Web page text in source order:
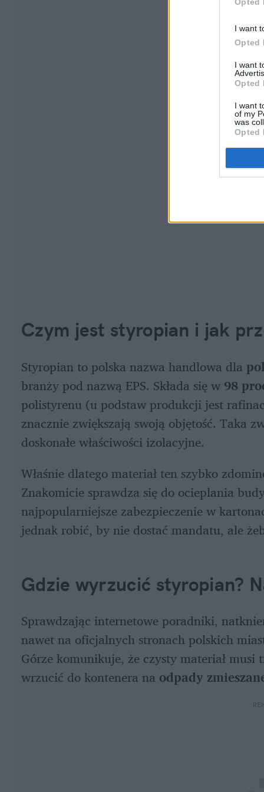
I want
Opted
I want
Opted
I want
of my
was
Opted
Czym jest styropian i jak
Styropian to polska nazwa handlowa dla
branży pod nazwą EPS. Składa się w 98
polistyrenu (u podstaw produkcji jest
znacznie zwiększają swoją objętość. Taka
doskonałe właściwości izolacyjne.
Właśnie dlatego materiał ten szybko
Znakomicie sprawdza się do ocieplania
najpopularniejsze zabezpieczenie w
jednak robić, by nie dostać mandatu, ale
Gdzie wyrzucić styropian?
Sprawdzając internetowe poradniki,
nawet na oficjalnych stronach polskich
Górze komunikuje, że czysty materiał musi
wrzucić do kontenera na odpady